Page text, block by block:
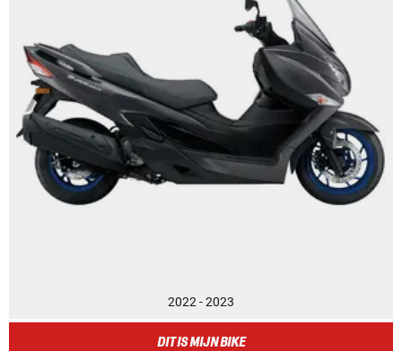
2022 - 2023
DIT IS MIJN BIKE